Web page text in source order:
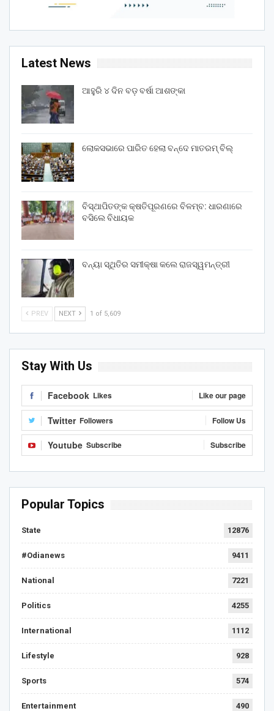
Latest News
ଆହୁରି ୪ ଦିନ ବଡ଼ ବର୍ଷା ଆଶଙ୍କା
ଲୋକସଭାରେ ପାରିତ ହେଲା ବନ୍ଦେ ମାତରମ୍‌ ବିଲ୍‌
ବିସ୍ଥାପିତଙ୍କ କ୍ଷତିପୂରଣରେ ବିଳମ୍ବ: ଧାରଣାରେ
ବସିଲେ ବିଧାୟକ
ବନ୍ୟା ସ୍ଥିତିର ସମୀକ୍ଷା କଲେ ରାଜସ୍ୱମନ୍ତ୍ରୀ
PREV NEXT 1 of 5,609
Stay With Us
Facebook Likes Like our page
Twitter Followers Follow Us
Youtube Subscribe Subscribe
Popular Topics
State 12876
#Odianews 9411
National 7221
Politics 4255
International 1112
Lifestyle 928
Sports 574
Entertainment 490